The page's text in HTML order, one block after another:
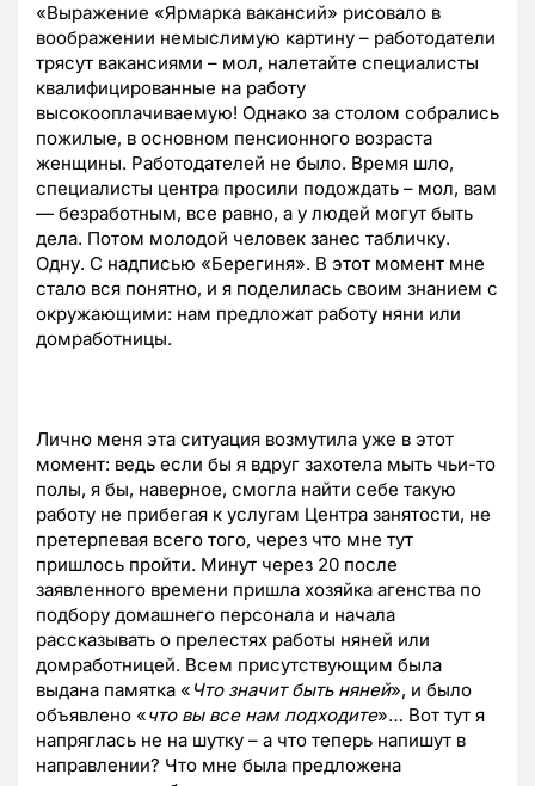
«Выражение «Ярмарка вакансий» рисовало в
воображении немыслимую картину – работодатели
трясут вакансиями – мол, налетайте специалисты
квалифицированные на работу
высокооплачиваемую! Однако за столом собрались
пожилые, в основном пенсионного возраста
женщины. Работодателей не было. Время шло,
специалисты центра просили подождать – мол, вам
— безработным, все равно, а у людей могут быть
дела. Потом молодой человек занес табличку.
Одну. С надписью «Берегиня». В этот момент мне
стало вся понятно, и я поделилась своим знанием с
окружающими: нам предложат работу няни или
домработницы.
Лично меня эта ситуация возмутила уже в этот
момент: ведь если бы я вдруг захотела мыть чьи-то
полы, я бы, наверное, смогла найти себе такую
работу не прибегая к услугам Центра занятости, не
претерпевая всего того, через что мне тут
пришлось пройти. Минут через 20 после
заявленного времени пришла хозяйка агенства по
подбору домашнего персонала и начала
рассказывать о прелестях работы няней или
домработницей. Всем присутствующим была
выдана памятка « Что значит быть няней», и было
объявлено «что вы все нам подходите»… Вот тут я
напряглась не на шутку – а что теперь напишут в
направлении? Что мне была предложена